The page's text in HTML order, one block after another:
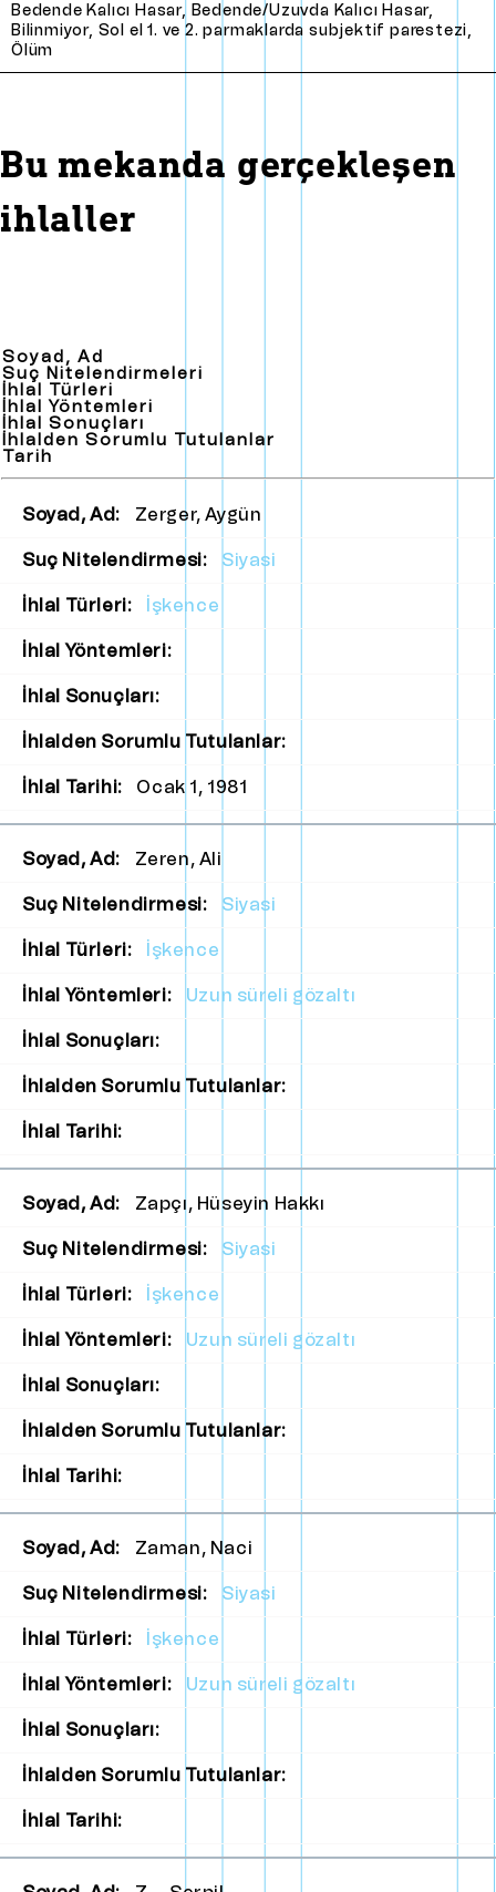
Bedende kalıcı hasar, Bedende/Uzuvda kalıcı hasar,
Bilinmiyor, Sol el 1. ve 2. parmaklarda subjektif parestezi,
Ölüm
Bu mekanda gerçekleşen
ihlaller
Soyad, Ad
Suç Nitelendirmeleri
İhlal Türleri
İhlal Yöntemleri
İhlal Sonuçları
İhlalden Sorumlu Tutulanlar
Tarih
Soyad, Ad: Zerger, Aygün
Suç Nitelendirmesi: Siyasi
İhlal Türleri: İşkence
İhlal Yöntemleri:
İhlal Sonuçları:
İhlalden Sorumlu Tutulanlar:
İhlal Tarihi: Ocak 1, 1981
Soyad, Ad: Zeren, Ali
Suç Nitelendirmesi: Siyasi
İhlal Türleri: İşkence
İhlal Yöntemleri: Uzun süreli gözaltı
İhlal Sonuçları:
İhlalden Sorumlu Tutulanlar:
İhlal Tarihi:
Soyad, Ad: Zapçı, Hüseyin Hakkı
Suç Nitelendirmesi: Siyasi
İhlal Türleri: İşkence
İhlal Yöntemleri: Uzun süreli gözaltı
İhlal Sonuçları:
İhlalden Sorumlu Tutulanlar:
İhlal Tarihi:
Soyad, Ad: Zaman, Naci
Suç Nitelendirmesi: Siyasi
İhlal Türleri: İşkence
İhlal Yöntemleri: Uzun süreli gözaltı
İhlal Sonuçları:
İhlalden Sorumlu Tutulanlar:
İhlal Tarihi: